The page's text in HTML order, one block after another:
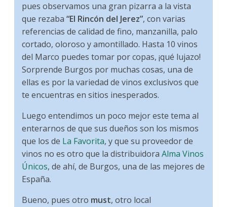
pues observamos una gran pizarra a la vista
que rezaba“El Rincón del Jerez”, con varias
referencias de calidad de fino, manzanilla, palo
cortado, oloroso y amontillado. Hasta 10 vinos
del Marco puedes tomar por copas, ¡qué lujazo!
Sorprende Burgos por muchas cosas, una de
ellas es por la variedad de vinos exclusivos que
te encuentras en sitios inesperados.
Luego entendimos un poco mejor este tema al
enterarnos de que sus dueños son los mismos
que los de La Favorita, y que su proveedor de
vinos no es otro que la distribuidoraAlma Vinos
Únicos, de ahí, de Burgos, una de las mejores de
España.
Bueno, pues otro must, otro local